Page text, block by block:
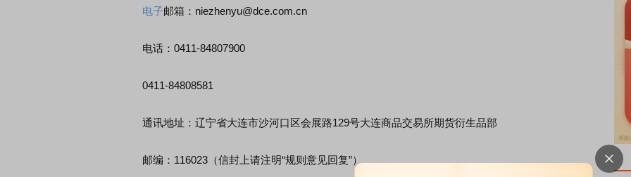
电子邮箱：niezhenyu@dce.com.cn
电话：0411-84807900
0411-84808581
通讯地址：辽宁省大连市沙河口区会展路129号大连商品交易所期货衍生品部
邮编：116023（信封上请注明“规则意见回复”）